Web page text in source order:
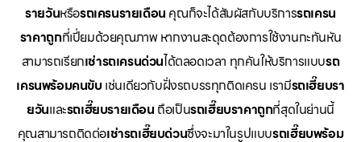
รายวันหรือรถเครนรายเดือน คุณก็จะได้สัมผัสกับบริการรถเครน
ราคาถูกที่เปี่ยมด้วยคุณภาพ หากงานสะดุดต้องการใช้งานกะทันหัน
สามารถเรียกเช่ารถเครนด่วนได้ตลอดเวลา ทุกคันให้บริการแบบรถ
เครนพร้อมคนขับ เช่นเดียวกับฝั่งรถบรรทุกติดเครน เรามีรถเฮี๊ยบรา
ยวันและรถเฮี๊ยบรายเดือน ถือเป็นรถเฮี๊ยบราคาถูกที่สุดในย่านนี้
คุณสามารถติดต่อเช่ารถเฮี๊ยบด่วนซึ่งจะมาในรูปแบบรถเฮี๊ยบพร้อม